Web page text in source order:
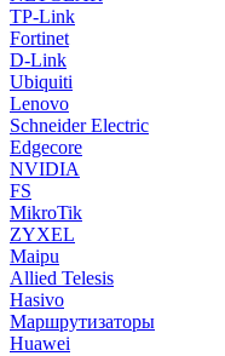
TP-Link
Fortinet
D-Link
Ubiquiti
Lenovo
Schneider Electric
Edgecore
NVIDIA
FS
MikroTik
ZYXEL
Maipu
Allied Telesis
Hasivo
Маршрутизаторы
Huawei